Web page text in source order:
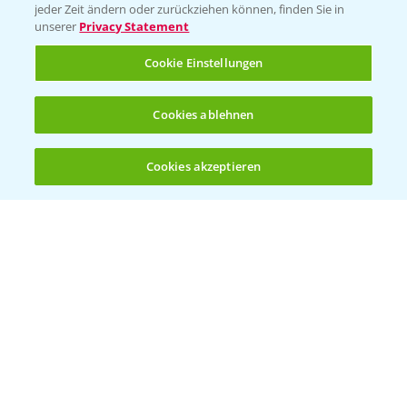
(noch 4)
Sammelstellen und Termine
Kontakt & Notfall
Beratung auf WhatsApp
+49 (0)174 346 564 1
jeder Zeit ändern oder zurückziehen können, finden Sie in
unserer Privacy Statement
Cookie Einstellungen
Cookies ablehnen
Cookies akzeptieren